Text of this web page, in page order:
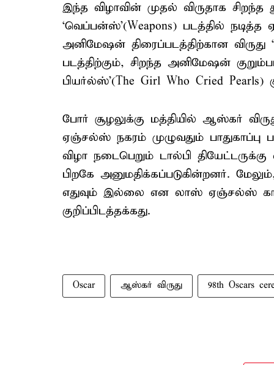
இந்த விழாவின் முதல் விருதாக
‘வெப்பன்ஸ்’(Weapons) படத்தில் நடித்த
அனிமேஷன் திரைப்படத்திற்கான விருது
படத்திற்கும், சிறந்த அனிமேஷன்
பியர்ல்ஸ்’(The Girl Who Cried Pearls)
போர் சூழலுக்கு மத்தியில் ஆஸ்கர்
ஏஞ்சல்ஸ் நகரம் முழுவதும்
விழா நடைபெறும் டால்பி
பிறகே அனுமதிக்கப்படுகின்றனர்.
எதுவும் இல்லை என லாஸ் ஏஞ்சல்ஸ்
குறிப்பிடத்தக்கது.
Oscar ஆஸ்கர் விருது 98th Oscars